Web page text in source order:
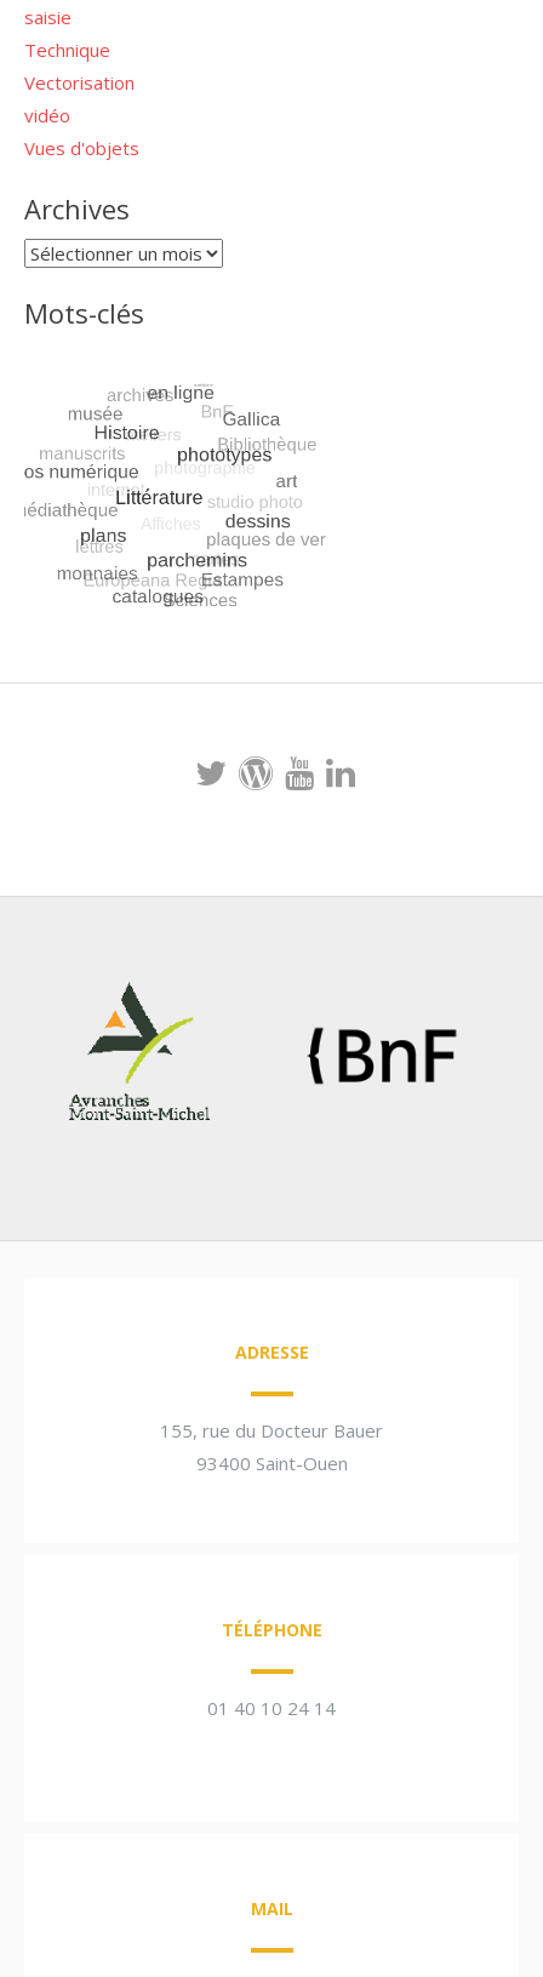
saisie
Technique
Vectorisation
vidéo
Vues d'objets
Archives
Archives
Mots-clés
ADRESSE
155, rue du Docteur Bauer
93400 Saint-Ouen
TÉLÉPHONE
01 40 10 24 14
MAIL